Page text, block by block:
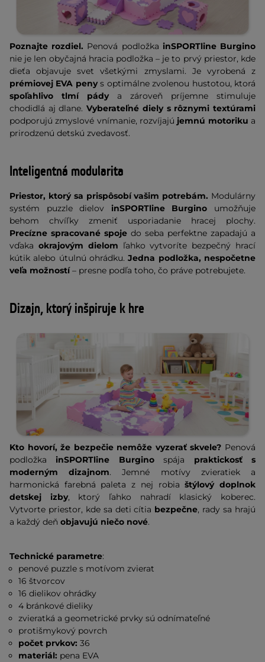
Poznajte rozdiel. Penová podložka inSPORTline Burgino
nie je len obyčajná hracia podložka – je to prvý priestor, kde
dieťa objavuje svet všetkými zmyslami. Je vyrobená z
prémiovej EVA penys optimálne zvolenou hustotou, ktorá
spoľahlivo tlmí pádya zároveň príjemne stimuluje
chodidlá aj dlane.Vyberateľné diely s rôznymi textúrami
podporujú zmyslové vnímanie, rozvíjajú jemnú motoriku a
prirodzenú detskú zvedavosť.
Inteligentná modularita
Priestor, ktorý sa prispôsobí vašim potrebám. Modulárny
systém puzzle dielov inSPORTline Burgino umožňuje
behom chvíľky zmeniť usporiadanie hracej plochy.
Precízne spracované spoje do seba perfektne zapadajú a
vďaka okrajovým dielom ľahko vytvoríte bezpečný hrací
kútik alebo útulnú ohrádku.Jedna podložka, nespočetne
veľa možností– presne podľa toho, čo práve potrebujete.
Dizajn, ktorý inšpiruje k hre
Kto hovorí, že bezpečie nemôže vyzerať skvele? Penová
podložka inSPORTline Burginospája praktickosť s
moderným dizajnom. Jemné motívy zvieratiek a
harmonická farebná paleta z nej robiaštýlový doplnok
detskej izby, ktorý ľahko nahradí klasický koberec.
Vytvorte priestor, kde sa deti cítia bezpečne, rady sa hrajú
a každý deň objavujú niečo nové.
Technické parametre:
penové puzzle s motívom zvierat
16 štvorcov
16 dielikov ohrádky
4 bránkové dieliky
zvieratká a geometrické prvky sú odnímateľné
protišmykový povrch
počet prvkov: 36
materiál: pena EVA